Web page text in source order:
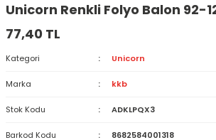
Unicorn Renkli Folyo Balon 92-
77,40 TL
Kategori Unicorn
Marka kkb
Stok Kodu ADKLPQX3
Barkod Kodu 8682584001318